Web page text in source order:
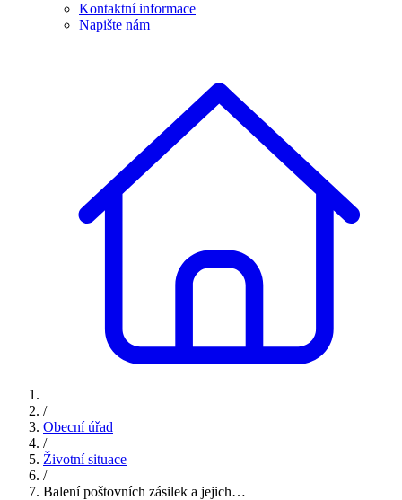
Kontaktní informace
Napište nám
/
Obecní úřad
/
Životní situace
/
Balení poštovních zásilek a jejich…